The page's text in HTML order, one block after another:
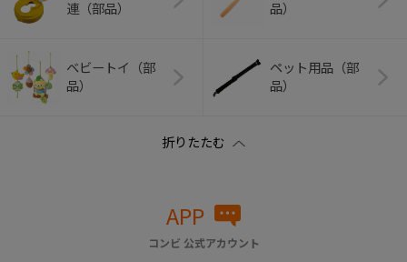
連（部品）
品）
ベビートイ（部
品）
ペット用品（部
品）
APP
コンビ 公式アカウント